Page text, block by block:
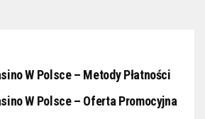
W Polsce – Metody Płatności
W Polsce – Oferta Promocyjna